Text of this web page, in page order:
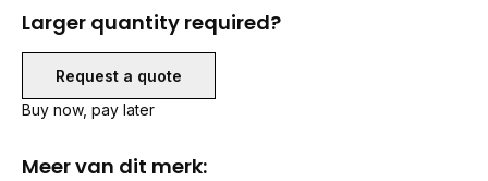
Larger quantity required?
Request a quote
Buy now, pay later
Meer van dit merk: